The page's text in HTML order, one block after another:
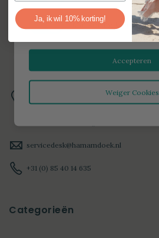
Marketing Cookies
Accepteren
Weiger Cookies
servicedesk@hamamdoek.nl
+31 (0) 85 40 14 635
Categorieën
Ja, ik wil 10% korting!